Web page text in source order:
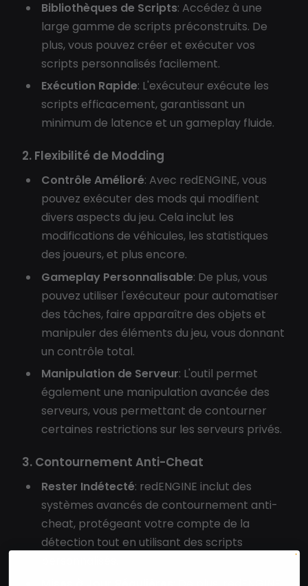
Bibliothèques de Scripts: Accédez à une
large gamme de scripts préconstruits. De
plus, vous pouvez créer et exécuter vos
scripts personnalisés facilement.
Exécution Rapide: L'exécuteur exécute les
scripts efficacement, garantissant un
minimum de latence et un gameplay fluide.
2. Flexibilité de Modding
Contrôle Amélioré: Avec redENGINE, vous
pouvez exécuter des mods qui modifient
divers aspects du jeu. Cela inclut les
modifications de véhicules, les statistiques
des joueurs, et plus encore.
Gameplay Personnalisable: De plus, vous
pouvez utiliser l'exécuteur pour automatiser
des tâches, faire apparaître des objets et
manipuler des éléments du jeu, vous donnant
un contrôle total.
Manipulation de Serveur: L'outil permet
également une manipulation avancée des
serveurs, vous permettant de contourner
certaines restrictions sur les serveurs privés.
3. Contournement Anti-Cheat
Rester Indétecté: redENGINE inclut des
systèmes avancés de contournement anti-
cheat, protégeant votre compte de la
détection tout en utilisant des scripts